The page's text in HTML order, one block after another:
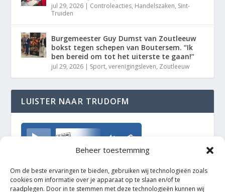
Beheer toestemming
Om de beste ervaringen te bieden, gebruiken wij technologieën zoals
cookies om informatie over je apparaat op te slaan en/of te
raadplegen. Door in te stemmen met deze technologieën kunnen wij
jul 29, 2026 | Controleacties, Handelszaken, Sint-
Truiden
Burgemeester Guy Dumst van Zoutleeuw
bokst tegen schepen van Boutersem. “Ik
ben bereid om tot het uiterste te gaan!”
jul 29, 2026 | Sport,verenigingsleven, Zoutleeuw
LUISTER NAAR TRUDOFM
TrudoFM